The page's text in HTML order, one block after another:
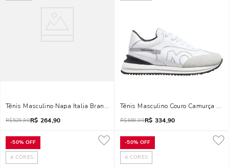
Tênis Masculino Napa Italia Branco
R$529,90R$ 264,90
Tênis Masculino Couro Camurça
R$669,90R$ 334,90
-50% OFF
4 CORES
-50% OFF
4 CORES